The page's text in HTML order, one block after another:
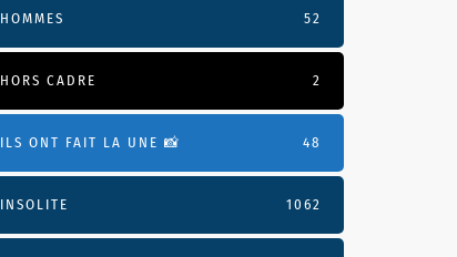
HOMMES 52
HORS CADRE 2
ILS ONT FAIT LA UNE 📸 48
INSOLITE 1062